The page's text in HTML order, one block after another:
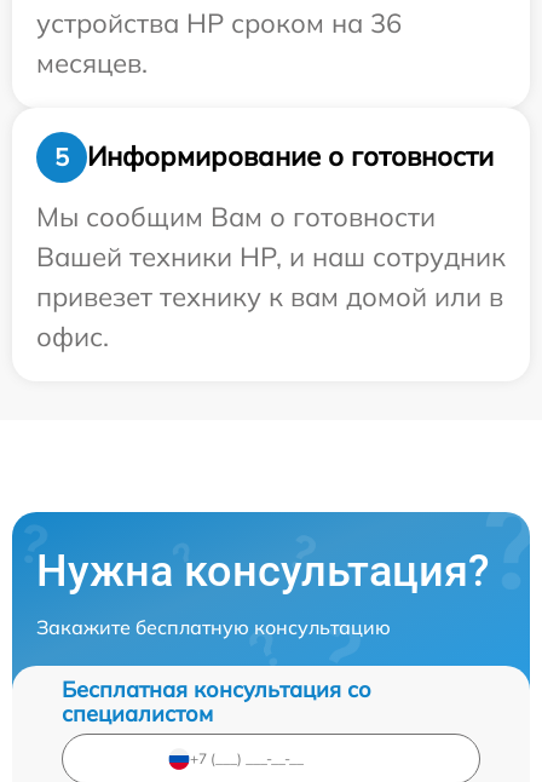
устройства HP сроком на 36
месяцев.
5
Информирование о готовности
Мы сообщим Вам о готовности
Вашей техники HP, и наш сотрудник
привезет технику к вам домой или в
офис.
Нужна консультация?
Закажите бесплатную консультацию
Бесплатная консультация со
специалистом